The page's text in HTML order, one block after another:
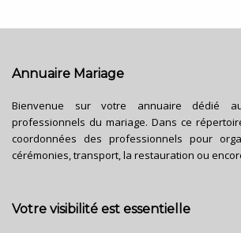
Annuaire Mariage
Bienvenue sur votre annuaire dédié
professionnels du mariage. Dans ce
coordonnées des professionnels pour
cérémonies, transport, la restauration ou
Votre visibilité est essentielle